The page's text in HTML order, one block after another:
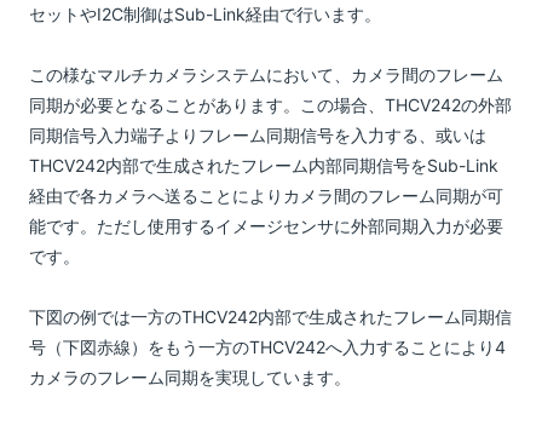
セットやI2C制御はSub-Link経由で行います。
この様なマルチカメラシステムにおいて、カメラ間のフレーム
同期が必要となることがあります。この場合、THCV242の外部
同期信号入力端子よりフレーム同期信号を入力する、或いは
THCV242内部で生成されたフレーム内部同期信号をSub-Link
経由で各カメラへ送ることによりカメラ間のフレーム同期が可
能です。ただし使用するイメージセンサに外部同期入力が必要
です。
下図の例では一方のTHCV242内部で生成されたフレーム同期信
号（下図赤線）をもう一方のTHCV242へ入力することにより4
カメラのフレーム同期を実現しています。